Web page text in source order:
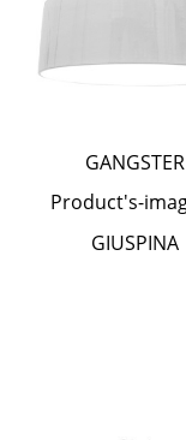
GANGSTER
GIUSPINA